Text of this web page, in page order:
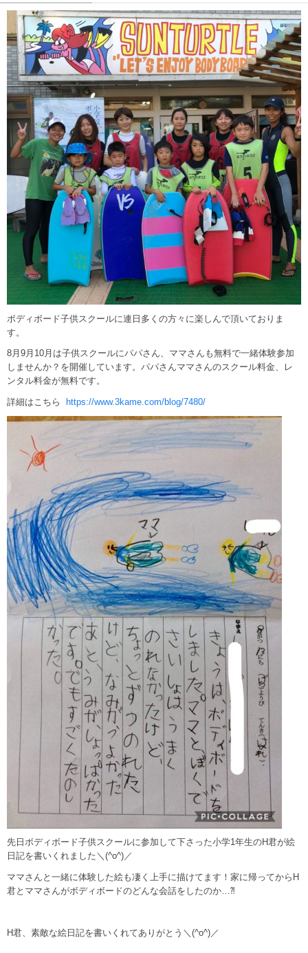
ボディボード子供スクールに連日多くの方々に楽しんで頂いておりま
す。
8月9月10月は子供スクールにパパさん、ママさんも無料で一緒体験参加
しませんか？を開催しています。パパさんママさんのスクール料金、レ
ンタル料金が無料です。
詳細はこちら https://www.3kame.com/blog/7480/
先日ボディボード子供スクールに参加して下さった小学1年生のH君が絵
日記を書いくれました＼(^o^)／
ママさんと一緒に体験した絵も凄く上手に描けてます！家に帰ってからH
君とママさんがボディボードのどんな会話をしたのか…⁈
H君、素敵な絵日記を書いくれてありがとう＼(^o^)／